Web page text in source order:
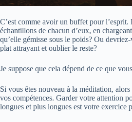
C’est comme avoir un buffet pour
échantillons de chacun d’eux, en
qu’elle gémisse sous le poids? Ou
plat attrayant et oublier le reste?
Je suppose que cela dépend de ce que
Si vous êtes nouveau à la méditation,
vos compétences. Garder votre attention
longues et plus longues est votre exercice